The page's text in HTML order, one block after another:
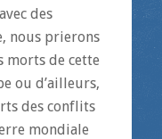
des
nous prierons
morts de cette
ou d’ailleurs,
des conflits
mondiale